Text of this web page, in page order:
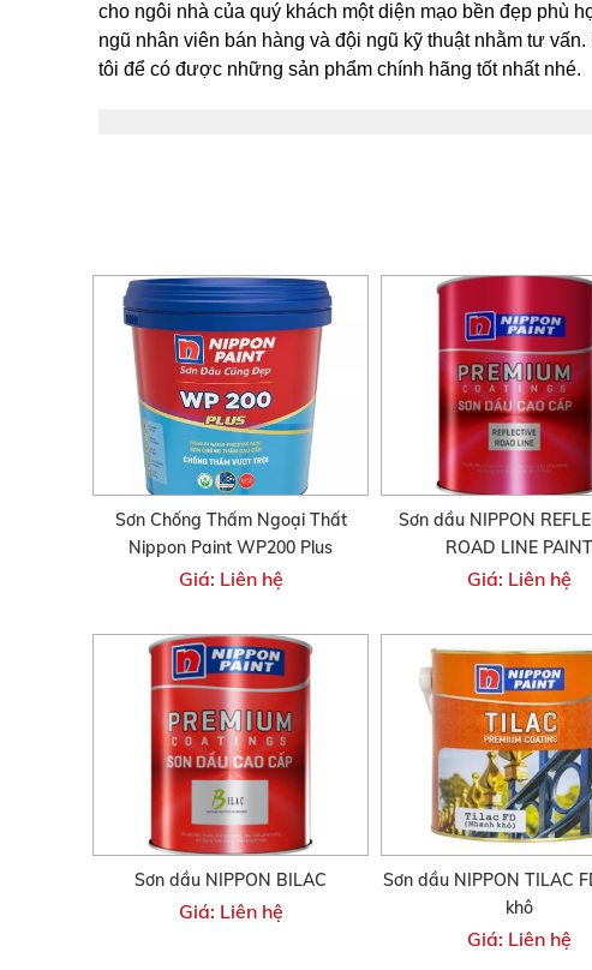
cho ngôi nhà của quý khách một diện mạo bền đẹp phù
ngũ nhân viên bán hàng và đội ngũ kỹ thuật nhằm tư
tôi để có được những sản phẩm chính hãng tốt nhất nhé.
Sơn Chống Thấm Ngoại Thất
Nippon Paint WP200 Plus
Giá: Liên hệ
Sơn dầu NIPPON
ROAD LINE PAINT
Giá: Liên hệ
Sơn dầu NIPPON BILAC
Giá: Liên hệ
Sơn dầu NIPPON TILAC
khô
Giá: Liên hệ